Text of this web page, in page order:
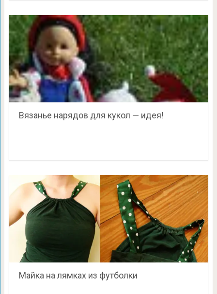
Вязанье нарядов для кукол — идея!
Майка на лямках из футболки